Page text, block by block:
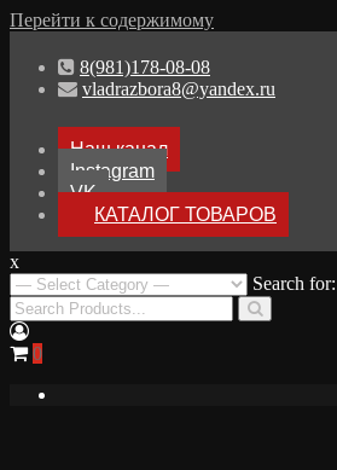
Перейти к содержимому
8(981)178-08-08
vladrazbora8@yandex.ru
Наш канал
Instagram
VK
КАТАЛОГ ТОВАРОВ
Разбор
Разборка Audi A8 D3
x
Search for:
0